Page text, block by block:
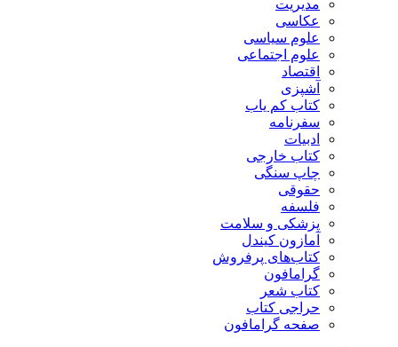
مدیریت
عکاسی
علوم سیاسی
علوم اجتماعی
اقتصاد
آشپزی
کتاب کم یاب
سفرنامه
ادبیات
کتاب خارجی
چاپ سنگی
حقوقی
فلسفه
پزشکی و سلامت
آمازون کیندل
کتاب‌های پرفروش
گرامافون
کتاب شعر
حراجی کتاب
صفحه گرامافون